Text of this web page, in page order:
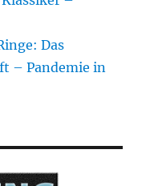
Das
– Pandemie in